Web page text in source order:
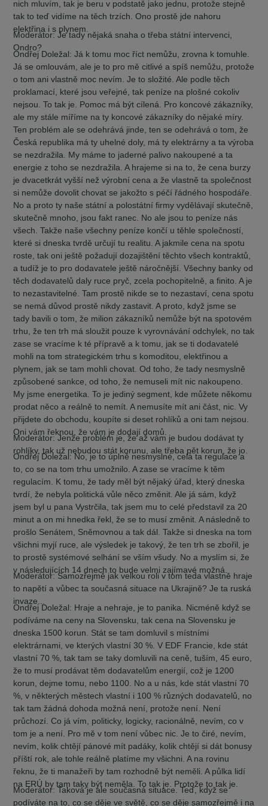
nich mluvím, tak je beru v podstatě jako jednu, protože stejně
tak to teď vidíme na těch trzích. Ono prostě jde nahoru
elektřina i s plynem.
Moderátor:Je tady nějaká snaha o třeba státní intervenci,
Ondro?
Ondřej Doležal: Já k tomu moc říct nemůžu, zrovna k tomuhle.
Já se omlouvám, ale je to pro mě citlivé a spíš nemůžu, protože
o tom ani vlastně moc nevím. Je to složité. Ale podle těch
proklamací, které jsou veřejné, tak peníze na plošné cokoliv
nejsou. To tak je. Pomoc má být cílená. Pro koncové zákazníky,
ale my stále míříme na ty koncové zákazníky do nějaké míry.
Ten problém ale se odehrává jinde, ten se odehrává o tom, že
Česká republika má ty uhelné doly, má ty elektrárny a ta výroba
se nezdražila. My máme to jaderné palivo nakoupené a ta
energie z toho se nezdražila. A hrajeme si na to, že cena burzy
je dvacetkrát vyšší než výrobní cena a že vlastně ta společnost
si nemůže dovolit chovat se jakožto s péčí řádného hospodáře.
No a proto ty naše státní a polostátní firmy vydělávají skutečně,
skutečně mnoho, jsou fakt ranec. No ale jsou to peníze nás
všech. Takže naše všechny peníze končí u těhle společností,
které si dneska tvrdě určují tu realitu. A jakmile cena na spotu
roste, tak oni ještě požadují dozajištění těchto všech kontraktů,
a tudíž je to pro dodavatele ještě náročnější. Všechny banky od
těch dodavatelů daly ruce pryč, zcela pochopitelně, a finito. A je
to nezastavitelné. Tam prostě nikde se to nezastaví, cena spotu
se nemá důvod prostě nikdy zastavit. A proto, když jsme se
tady bavili o tom, že milion zákazníků nemůže být na spotovém
trhu, že ten trh má sloužit pouze k vyrovnávání odchylek, no tak
zase se vracíme k té přípravě a k tomu, jak se ti dodavatelé
mohli na tom strategickém trhu s komoditou, elektřinou a
plynem, jak se tam mohli chovat. Od toho, že tady nesmyslně
způsobené sankce, od toho, že nemuseli mít nic nakoupeno.
My jsme energetika. To je jediný segment, kde můžete někomu
prodat něco a reálně to nemít. A nemusíte mít ani část, nic. Vy
přijdete do obchodu, koupíte si deset rohlíků a oni tam nejsou.
Oni vám řeknou, že vám je dodají domů.
Moderátor:Jenže problém je, že až vám je budou dodávat ty
rohlíky, tak už nebudou stát korunu, ale třeba pět korun, že jo.
Ondřej Doležal:No, je to úplně nesmyslné, celá ta regulace a
to, co se na tom trhu umožnilo. A zase se vracíme k těm
regulacím. K tomu, že tady měl být nějaký úřad, který dneska
tvrdí, že nebyla politická vůle něco změnit. Ale já sám, když
jsem byl u pana Vystrčila, tak jsem mu to celé představil za 20
minut a on mi hnedka řekl, že se to musí změnit. A následně to
prošlo Senátem, Sněmovnou a tak dál. Takže si dneska na tom
všichni myjí ruce, ale výsledek je takový, že ten trh se zbořil, je
to prostě systémové selhání se vším všudy. No a myslím si, že
v následujících 14 dnech to bude velmi zajímavé možná.
Moderátor:Samozřejmě jak velkou roli v tom teda vlastně hraje
to napětí a vůbec ta současná situace na Ukrajině? Je ta ruská
invaze...
Ondřej Doležal: Hraje a nehraje, je to panika. Nicméně když se
podíváme na ceny na Slovensku, tak cena na Slovensku je
dneska 1500 korun. Stát se tam domluvil s místními
elektrárnami, ve kterých vlastní 30 %. V EDF Francie, kde stát
vlastní 70 %, tak tam se taky domluvili na ceně, tuším, 45 euro,
že to musí prodávat těm dodavatelům energií, což je 1200
korun, dejme tomu, nebo 1100. No a u nás, kde stát vlastní 70
%, v některých městech vlastní i 100 % různých dodavatelů, no
tak tam žádná dohoda možná není, protože není. Není
průchozí. Co já vím, politicky, logicky, racionálně, nevím, co v
tom je a není. Pro mě v tom není vůbec nic. Je to čiré, nevím,
nevím, kolik chtějí pánové mít padáky, kolik chtějí si dát bonusy
příští rok, ale tohle reálně platíme my všichni. A na rovinu
řeknu, že ti manažeři by tam rozhodně být neměli. A půlka lidí
na ERÚ by tam taky být neměla. To tak je. Protože to tak je.
Moderátor: Taková je ale současná situace. Teď, když se
podíváte na to, co se děje ve světě, co se děje samozřejmě i na